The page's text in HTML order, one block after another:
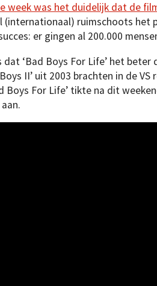
week was het duidelijk dat de
(internationaal) ruimschoots het
er gingen al 200.000
dat ‘Bad Boys For Life’ het
II’ uit 2003 brachten in de
Boys For Life’ tikte na dit